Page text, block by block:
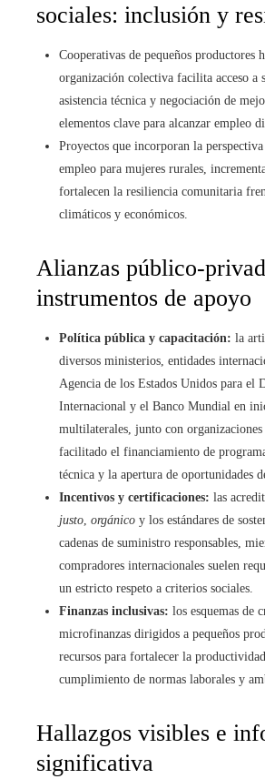
sociales: inclusión y
Cooperativas de pequeños productores
organización colectiva facilita acceso a
asistencia técnica y negociación de
elementos clave para alcanzar empleo
Proyectos que incorporan la
empleo para mujeres rurales,
fortalecen la resiliencia comunitaria
climáticos y económicos.
Alianzas público-
instrumentos de apoyo
Política pública y capacitación: la
diversos ministerios, entidades
Agencia de los Estados Unidos para el
Internacional y el Banco Mundial en
multilaterales, junto con organizaciones
facilitado el financiamiento de
técnica y la apertura de oportunidades
Incentivos y certificaciones: las
justo, orgánico y los estándares de
cadenas de suministro responsables,
compradores internacionales suelen
un estricto respeto a criterios sociales.
Finanzas inclusivas: los esquemas de
microfinanzas dirigidos a pequeños
recursos para fortalecer la
cumplimiento de normas laborales y
Hallazgos visibles e
significativa